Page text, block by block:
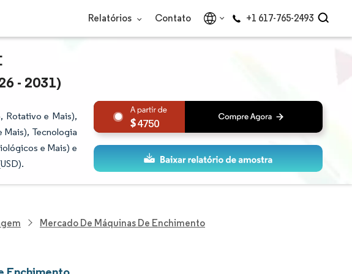
Relatórios Contato +1 617-765-2493
- 2031)
Rotativo e Mais),
Mais), Tecnologia
e Mais) e
4750
Mercado De Máquinas De Enchimento